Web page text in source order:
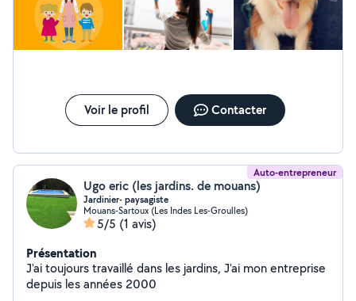
Voir le profil Contacter
Auto-entrepreneur
Ugo eric (les jardins. de mouans)
Jardinier- paysagiste
Mouans-Sartoux (Les Indes Les-Groulles)
5/5 (1 avis)
Présentation
J'ai toujours travaillé dans les jardins, J'ai mon entreprise
depuis les années 2000